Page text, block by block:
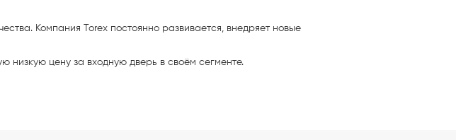
Компания Torex постоянно развивается, внедряет новые
низкую цену за входную дверь в своём сегменте.